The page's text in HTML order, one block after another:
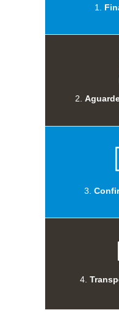
1.
2.
3.
4.